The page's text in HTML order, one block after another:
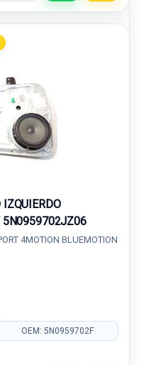
IZQUIERDO
5N0959702JZ06
4MOTION BLUEMOTION
OEM: 5N0959702F